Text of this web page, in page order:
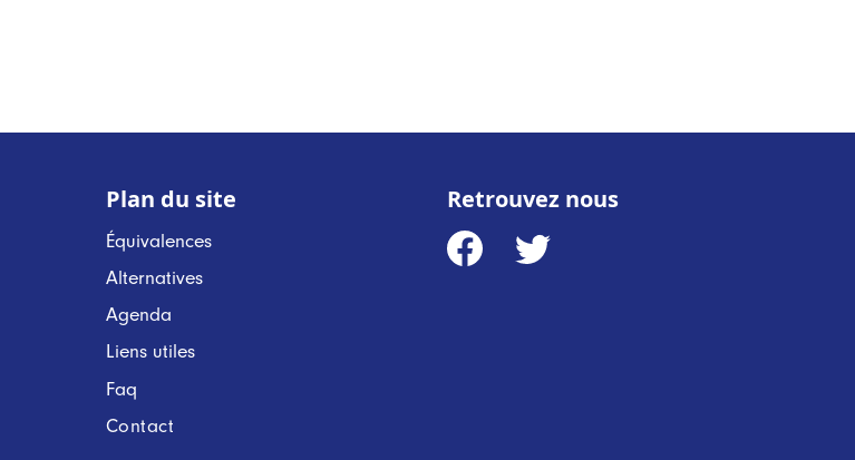
Plan du site
Équivalences
Alternatives
Agenda
Liens utiles
Faq
Contact
Retrouvez nous